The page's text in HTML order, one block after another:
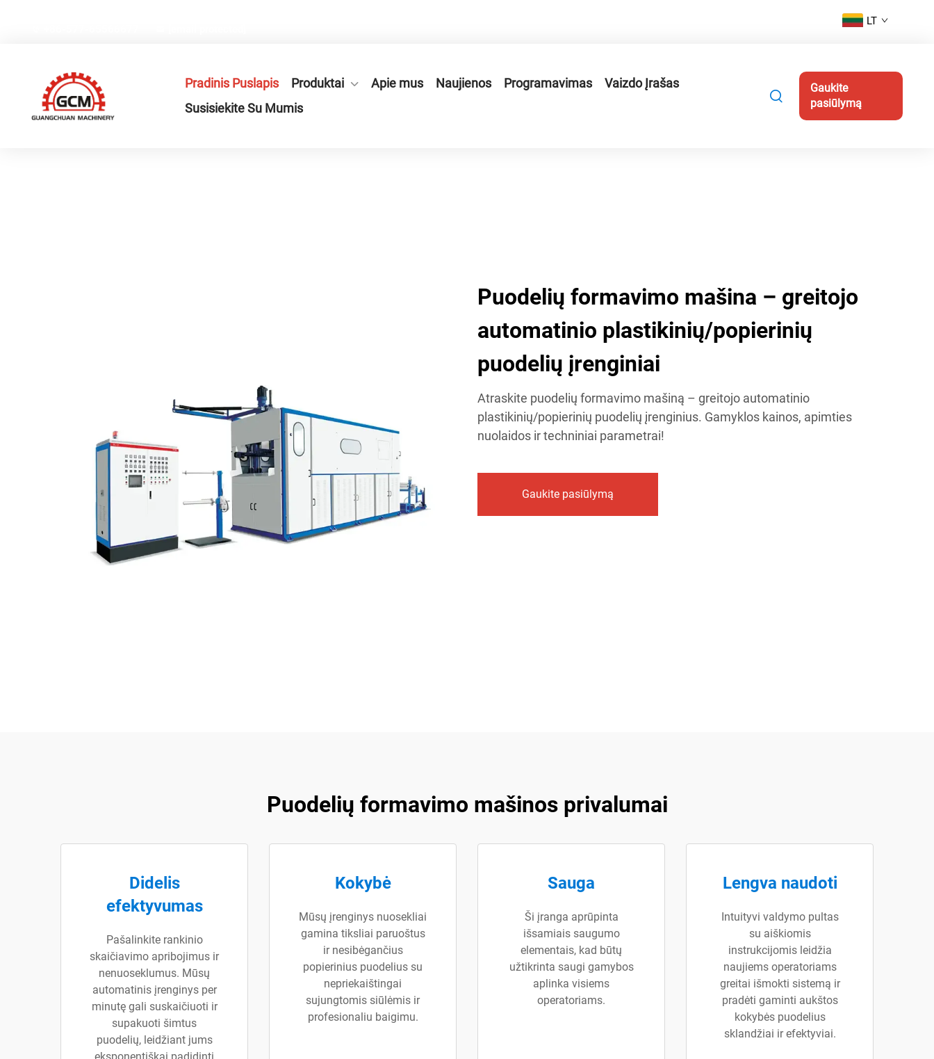
LT
Pradinis Puslapis Produktai Apie mus Naujienos Programavimas
Vaizdo Įrašas
Susisiekite Su Mumis
Gaukite
pasiūlymą
Puodelių formavimo mašina – greitojo
automatinio plastikinių/popierinių
puodelių įrenginiai
Atraskite puodelių formavimo mašiną – greitojo automatinio
plastikinių/popierinių puodelių įrenginius. Gamyklos kainos, apimties
nuolaidos ir techniniai parametrai!
Gaukite pasiūlymą
Puodelių formavimo mašinos privalumai
Didelis
efektyvumas
Pašalinkite rankinio
skaičiavimo apribojimus ir
nenuoseklumus. Mūsų
automatinis įrenginys per
minutę gali suskaičiuoti ir
supakuoti šimtus
puodelių, leidžiant jums
Kokybė
Mūsų įrenginys nuosekliai
gamina tiksliai paruoštus
ir nesibėgančius
popierinius puodelius su
nepriekaištingai
sujungtomis siūlėmis ir
profesionaliu baigimu.
Sauga
Ši įranga aprūpinta
išsamiais saugumo
elementais, kad būtų
užtikrinta saugi gamybos
aplinka visiems
operatoriams.
Lengva naudoti
Intuityvi valdymo pultas
su aiškiomis
instrukcijomis leidžia
naujiems operatoriams
greitai išmokti sistemą ir
pradėti gaminti aukštos
kokybės puodelius
sklandžiai ir efektyviai.